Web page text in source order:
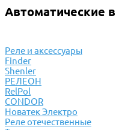
Автоматические
Реле и аксессуары
Finder
Shenler
РЕЛЕОН
RelPol
CONDOR
Новатек Электро
Реле отечественные